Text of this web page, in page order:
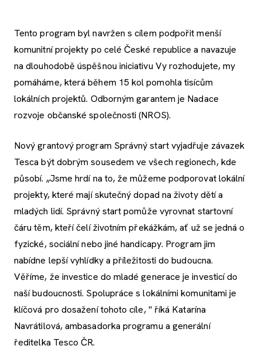
Tento program byl navržen s cílem podpořit menší
komunitní projekty po celé České republice a navazuje
na dlouhodobě úspěšnou iniciativu Vy rozhodujete, my
pomáháme, která během 15 kol pomohla tisícům
lokálních projektů. Odborným garantem je Nadace
rozvoje občanské společnosti (NROS).
Nový grantový program Správný start vyjadřuje závazek
Tesca být dobrým sousedem ve všech regionech, kde
působí. „Jsme hrdí na to, že můžeme podporovat lokální
projekty, které mají skutečný dopad na životy dětí a
mladých lidí. Správný start pomůže vyrovnat startovní
čáru těm, kteří čelí životním překážkám, ať už se jedná o
fyzické, sociální nebo jiné handicapy. Program jim
nabídne lepší vyhlídky a příležitosti do budoucna.
Věříme, že investice do mladé generace je investicí do
naší budoucnosti. Spolupráce s lokálními komunitami je
klíčová pro dosažení tohoto cíle, " říká Katarína
Navrátilová, ambasadorka programu a generální
ředitelka Tesco ČR.